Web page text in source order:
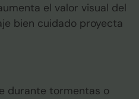
el valor visual del
bien cuidado proyecta
durante tormentas o